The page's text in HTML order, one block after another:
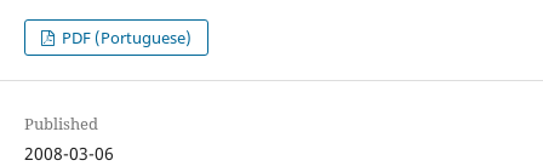
PDF (Portuguese)
Published
2008-03-06